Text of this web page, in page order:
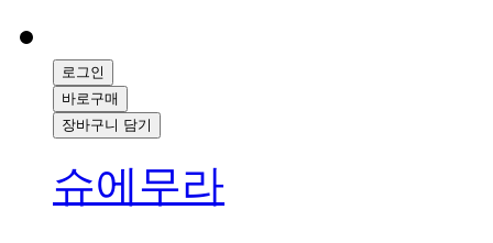
로그인
바로구매
장바구니 담기
슈에무라